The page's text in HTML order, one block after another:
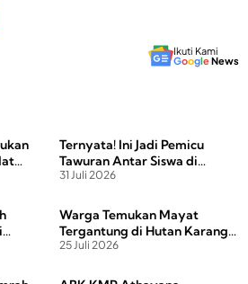
Ikuti Kami
GoogleNews
Ternyata! Ini Jadi Pemicu
Tawuran Antar Siswa di
Lombok Tengah
31 Juli 2026
Warga Temukan Mayat
Tergantung di Hutan Karang
Sidemen
25 Juli 2026